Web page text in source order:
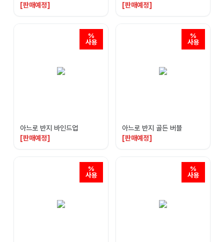
[판매예정]
[판매예정]
아느로 반지 바인드업
[판매예정]
아느로 반지 골든 버블
[판매예정]